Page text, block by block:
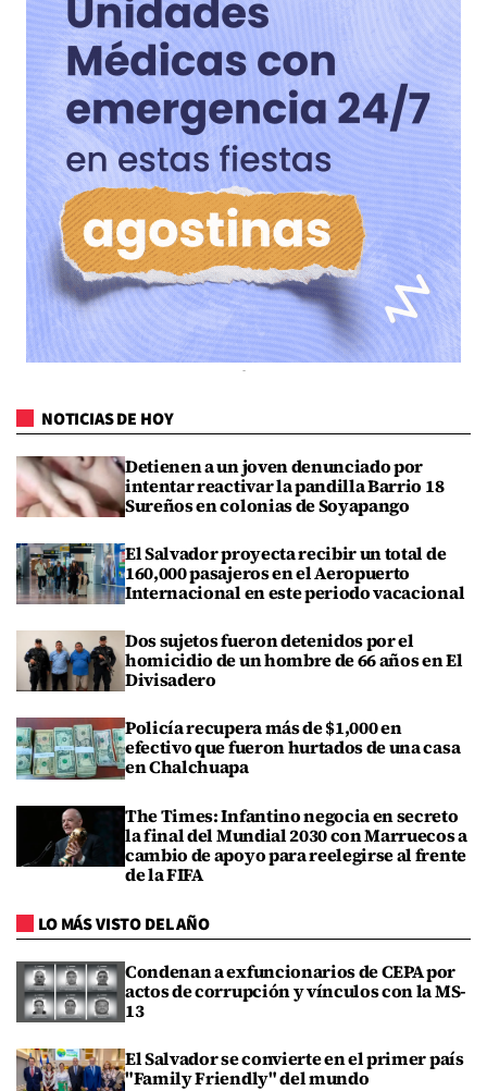
NOTICIAS DE HOY
Detienen a un joven denunciado por
intentar reactivar la pandilla Barrio 18
Sureños en colonias de Soyapango
El Salvador proyecta recibir un total de
160,000 pasajeros en el Aeropuerto
Internacional en este periodo vacacional
Dos sujetos fueron detenidos por el
homicidio de un hombre de 66 años en El
Divisadero
Policía recupera más de $1,000 en
efectivo que fueron hurtados de una casa
en Chalchuapa
The Times: Infantino negocia en secreto
la final del Mundial 2030 con Marruecos a
cambio de apoyo para reelegirse al frente
de la FIFA
LO MÁS VISTO DEL AÑO
Condenan a exfuncionarios de CEPA por
actos de corrupción y vínculos con la MS-
13
El Salvador se convierte en el primer país
"Family Friendly" del mundo